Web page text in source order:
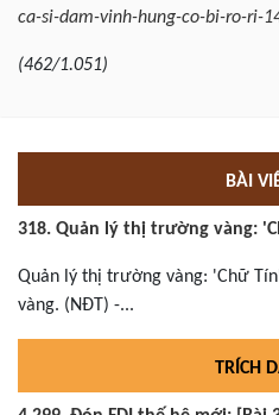
ca-si-dam-vinh-hung-co-bi-ro-ri-
(462/1.051)
BÀI
318. Quản lý thị trường vàng:
Quản lý thị trường vàng: 'Chữ
vàng. (NĐT) -...
TRÍCH